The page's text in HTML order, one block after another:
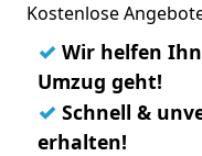
Kostenlose
✓ Wir helfen
Umzug geht!
✓ Schnell &
erhalten!